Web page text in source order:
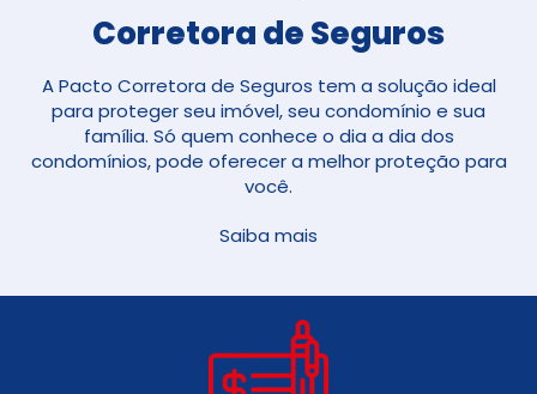
Corretora de Seguros​
A Pacto Corretora de Seguros tem a solução ideal
para proteger seu imóvel, seu condomínio e sua
família. Só quem conhece o dia a dia dos
condomínios, pode oferecer a melhor proteção para
você.
Saiba mais